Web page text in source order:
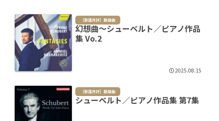
［新譜月評］鍵盤曲
幻想曲～シューベルト／ピアノ作品
集 Vo.2
2025.08.15
［新譜月評］鍵盤曲
シューベルト／ピアノ作品集 第7集